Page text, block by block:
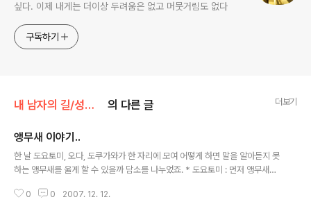
싶다. 이제 내게는 더이상 두려움은 없고 머뭇거림도 없다
구독하기
내 남자의 길/성군のstory 의 다른 글 더보기
앵무새 이야기..
한 날 도요토미, 오다, 도쿠가와가 한 자리에 모여 어떻게 하면 말을 알아듣지 못
하는 앵무새를 울게 할 수 있을까 담소를 나누었죠. * 도요토미 : 먼저 앵무새에
면 짝을 지어줍니다. 그래도 끝까지 울지 않는다면 앵무새의 혀를 뽑아 다시는
0 0 2007. 12. 12.